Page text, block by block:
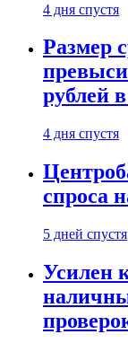
4 дня спустя
Размер
рублей
4 дня спустя
спроса
5 дней спустя
Усилен